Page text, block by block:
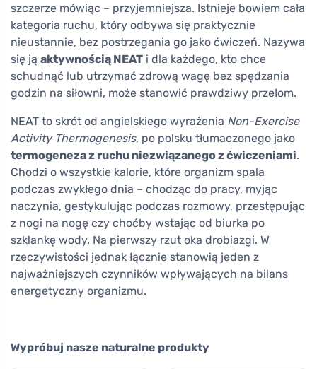
szczerze mówiąc – przyjemniejsza. Istnieje bowiem cała
kategoria ruchu, który odbywa się praktycznie
nieustannie, bez postrzegania go jako ćwiczeń. Nazywa
się ją aktywnością NEAT i dla każdego, kto chce
schudnąć lub utrzymać zdrową wagę bez spędzania
godzin na siłowni, może stanowić prawdziwy przełom.
NEAT to skrót od angielskiego wyrażenia Non-Exercise
Activity Thermogenesis, po polsku tłumaczonego jako
termogeneza z ruchu niezwiązanego z ćwiczeniami.
Chodzi o wszystkie kalorie, które organizm spala
podczas zwykłego dnia – chodząc do pracy, myjąc
naczynia, gestykulując podczas rozmowy, przestępując
z nogi na nogę czy choćby wstając od biurka po
szklankę wody. Na pierwszy rzut oka drobiazgi. W
rzeczywistości jednak łącznie stanowią jeden z
najważniejszych czynników wpływających na bilans
energetyczny organizmu.
Wypróbuj nasze naturalne produkty